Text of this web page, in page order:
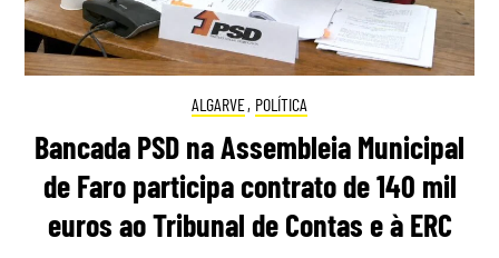
ALGARVE, POLÍTICA
Bancada PSD na Assembleia Municipal
de Faro participa contrato de 140 mil
euros ao Tribunal de Contas e à ERC